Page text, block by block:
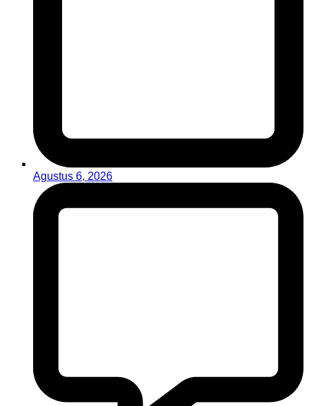
Agustus 6, 2026